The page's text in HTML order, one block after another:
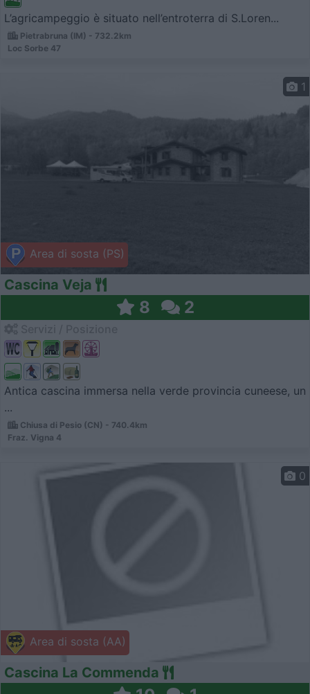
L’agricampeggio è situato nell’entroterra di S.Loren...
Pietrabruna (IM) - 732.2km
Loc Sorbe 47
Area di sosta (PS)
1
Cascina Veja
8 2
Antica cascina immersa nella verde provincia cuneese, un
...
Chiusa di Pesio (CN) - 740.4km
Fraz. Vigna 4
Area di sosta (AA)
0
Cascina La Commenda